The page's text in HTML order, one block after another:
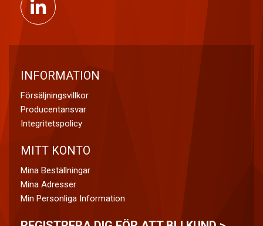
INFORMATION
Försäljningsvillkor
Producentansvar
Integritetspolicy
MITT KONTO
Mina Beställningar
Mina Adresser
Min Personliga Information